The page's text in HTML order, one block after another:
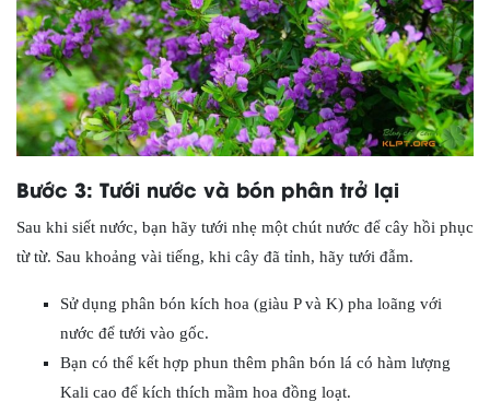
Bước 3: Tưới nước và bón phân trở lại
Sau khi siết nước, bạn hãy tưới nhẹ một chút nước để cây hồi phục
từ từ. Sau khoảng vài tiếng, khi cây đã tỉnh, hãy tưới đẫm.
Sử dụng phân bón kích hoa (giàu P và K) pha loãng với
nước để tưới vào gốc.
Bạn có thể kết hợp phun thêm phân bón lá có hàm lượng
Kali cao để kích thích mầm hoa đồng loạt.